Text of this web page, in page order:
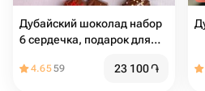
Дубайский шоколад набор
6 сердечка, подарок для
4.6559 23 100֏